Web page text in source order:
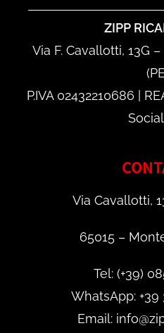
ZIPP
Via F. Cavallotti, 13G
P.IVA 02432210686 |
Via Cavallotti,
65015 –
Tel: (+39)
WhatsApp: +39
Email: